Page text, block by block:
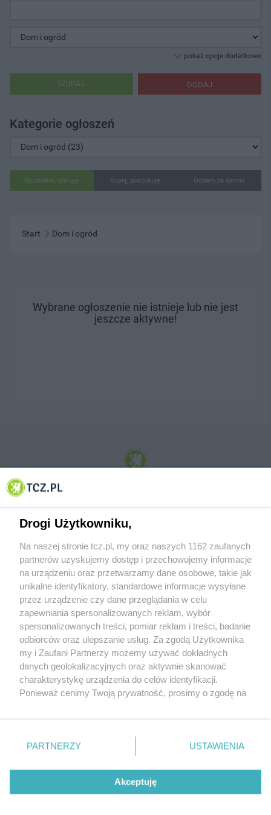
pokaż opcje dodatkowe
DODAJ
SZUKAJ
Kategorie ogłoszeń
Sprzedam, oferuję Kupię, poszukuję Oddam za darmo
Start Dom i ogród
Wybrane ogłoszenie nie istnieje lub nie jest
jeszcze aktywne!
© 2001-2026 Tczew - TCZ.PL Sp. z o.o. Internetowy Serwis Informacyjny Miasta
O FIRMIE POLITYKA PRYWATNOŚCI HOSTING
REKLAMA WSPÓŁPRACA RSS FACEBOOK KONTAKT
Nasze serwisy
Aktualności
Tcz24
Historia miasta
Muzyka i kultura
Archiwum wydarzeń
Zdjęcia miasta
Drogi Użytkowniku,
Na naszej stronie tcz.pl, my oraz naszych 1162 zaufanych
partnerów uzyskujemy dostęp i przechowujemy informacje
na urządzeniu oraz przetwarzamy dane osobowe, takie jak
unikalne identyfikatory, standardowe informacje wysyłane
przez urządzenie czy dane przeglądania w celu
zapewniania spersonalizowanych reklam, wybór
spersonalizowanych treści, pomiar reklam i treści, badanie
odbiorców oraz ulepszanie usług. Za zgodą Użytkownika
my i Zaufani Partnerzy możemy używać dokładnych
danych geolokalizacyjnych oraz aktywnie skanować
charakterystykę urządzenia do celów identyfikacji.
Ponieważ cenimy Twoją prywatność, prosimy o zgodę na
znajdujący się w lewym dolnym rogu strony
. Niektóre
przetwarzaniu. Preferencje będą miały zastosowania tylko
PARTNERZY USTAWIENIA
Akceptuję